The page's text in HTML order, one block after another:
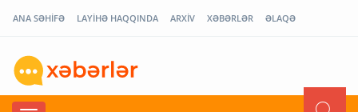
ANA SƏHİFƏ LAYİHƏ HAQQINDA ARXİV XƏBƏRLƏR ƏLAQƏ